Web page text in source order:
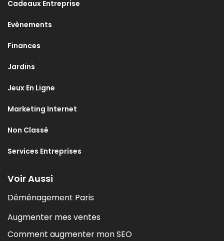
Cadeaux Entreprise
Evènements
Finances
Jardins
Jeux En Ligne
Marketing Internet
Non Classé
Services Entreprises
Voir Aussi
Déménagement Paris
Augmenter mes ventes
Comment augmenter mon SEO